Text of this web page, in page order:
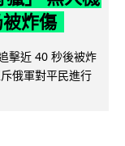
炸傷
擊近 40 秒後被炸
俄軍對平民進行